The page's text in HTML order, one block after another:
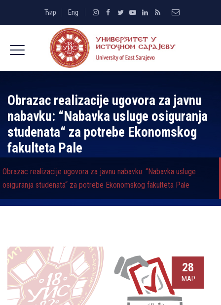
Ћир Eng
Obrazac realizacije ugovora za javnu
nabavku: “Nabavka usluge osiguranja
studenata“ za potrebe Ekonomskog
fakulteta Pale
Obrazac realizacije ugovora za javnu nabavku: “Nabavka usluge
osiguranja studenata“ za potrebe Ekonomskog fakulteta Pale
28
МАР